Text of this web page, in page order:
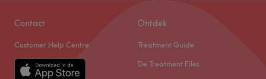
Contact
Customer Help Centre
Ontdek
Treatment Guide
De Treatment Files